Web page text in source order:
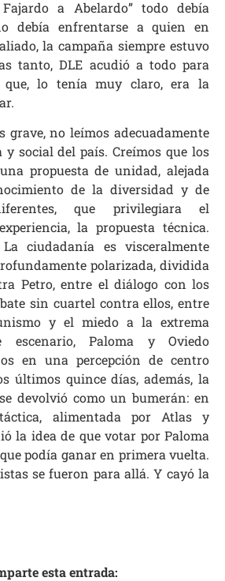
a Abelardo” todo debía
debía enfrentarse a quien en
la campaña siempre estuvo
tanto, DLE acudió a todo para
que, lo tenía muy claro, era la
grave, no leímos adecuadamente
social del país. Creímos que los
propuesta de unidad, alejada
de la diversidad y de
que privilegiara el
la propuesta técnica.
ciudadanía es visceralmente
polarizada, dividida
Petro, entre el diálogo con los
sin cuartel contra ellos, entre
y el miedo a la extrema
escenario, Paloma y Oviedo
en una percepción de centro
últimos quince días, además, la
devolvió como un bumerán: en
alimentada por Atlas y
la idea de que votar por Paloma
podía ganar en primera vuelta.
se fueron para allá. Y cayó la
esta entrada: